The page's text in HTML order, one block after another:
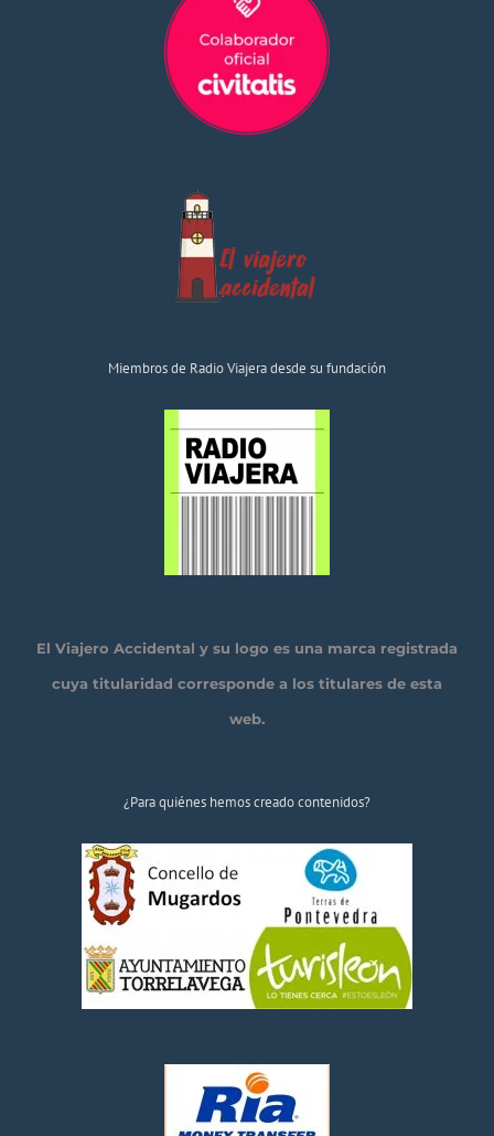
Miembros de Radio Viajera desde su fundación
El Viajero Accidental y su logo es una marca registrada
cuya titularidad corresponde a los titulares de esta
web.
¿Para quiénes hemos creado contenidos?